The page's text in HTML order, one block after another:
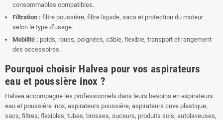
consommables compatibles.
Filtration : filtre poussière, filtre liquide, sacs et protection du moteur
selon le type d’usage.
Mobilité : poids, roues, poignées, câble, flexible, transport et rangement
des accessoires.
Pourquoi choisir Halvea pour vos aspirateurs
eau et poussière inox ?
Halvea accompagne les professionnels dans leurs besoins en aspirateurs
eau et poussière inox, aspirateurs poussière, aspirateurs cuve plastique,
sacs, filtres, flexibles, tubes, brosses, suceurs, produits sols, autolaveuses,